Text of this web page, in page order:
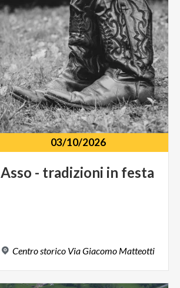
03/10/2026
Asso - tradizioni in festa
Centro storico ViaGiacomo Matteotti